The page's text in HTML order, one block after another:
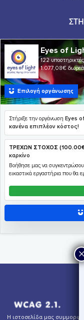
Η ιστοσελίδα μας